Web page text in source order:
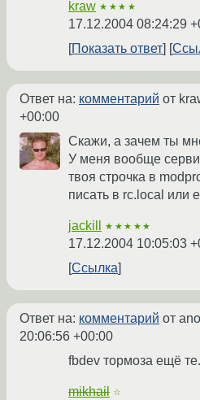
kraw ★★★★
17.12.2004 08:24:29
Показать ответ
Ответ на: комментарий от
+00:00
Скажи, а зачем ты
У меня вообще
твоя строчка в
писать в rc.local или
jackill ★★★★★
17.12.2004 10:05:03
Ссылка
Ответ на: комментарий от
20:06:56 +00:00
fbdev тормоза ещё
mikhail ☆